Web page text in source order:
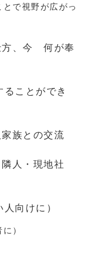
で視野が広がっ
方、今 何が奉
ことができ
族との交流
人・現地社
向けに）
）